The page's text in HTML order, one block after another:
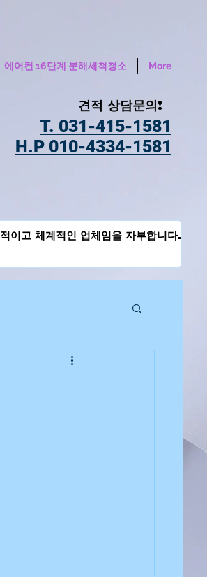
에어컨 16단계 분해세척청소 More
견적 상담문의!
T. 031-415-1581
H.P 010-4334-1581
이고 체계적인 업체임을 자부합니다.
치 | 에어컨 판매